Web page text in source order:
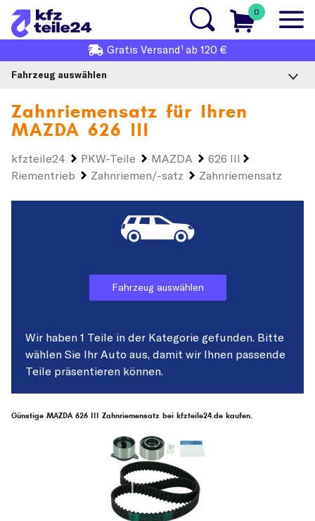
0
Gratis Versand1 ab 120 €
Fahrzeug auswählen
Zahnriemensatz für Ihren
MAZDA 626 III
kfzteile24 PKW-Teile MAZDA
626 III
Riementrieb
Zahnriemen/-satz Zahnriemensatz
Fahrzeug auswählen
Wir haben 1 Teile in der Kategorie gefunden. Bitte
wählen Sie Ihr Auto aus, damit wir Ihnen passende
Teile präsentieren können.
Günstige MAZDA 626 III Zahnriemensatz bei kfzteile24.de kaufen.